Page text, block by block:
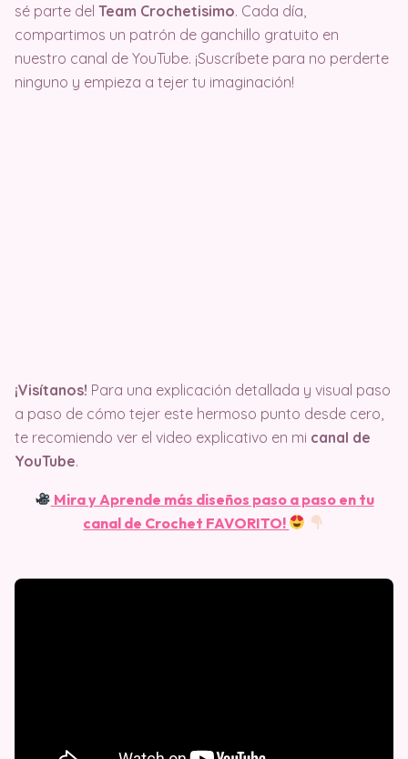
sé parte del Team Crochetisimo. Cada día,
compartimos un patrón de ganchillo gratuito en
nuestro canal de YouTube. ¡Suscríbete para no perderte
ninguno y empieza a tejer tu imaginación!
¡Visítanos! Para una explicación detallada y visual paso
a paso de cómo tejer este hermoso punto desde cero,
te recomiendo ver el video explicativo en mi canal de
YouTube.
Mira y Aprende más diseños paso a paso en tu
canal de Crochet FAVORITO!